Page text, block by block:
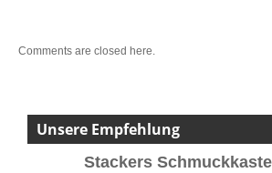
Comments are closed here.
Unsere Empfehlung
Stackers